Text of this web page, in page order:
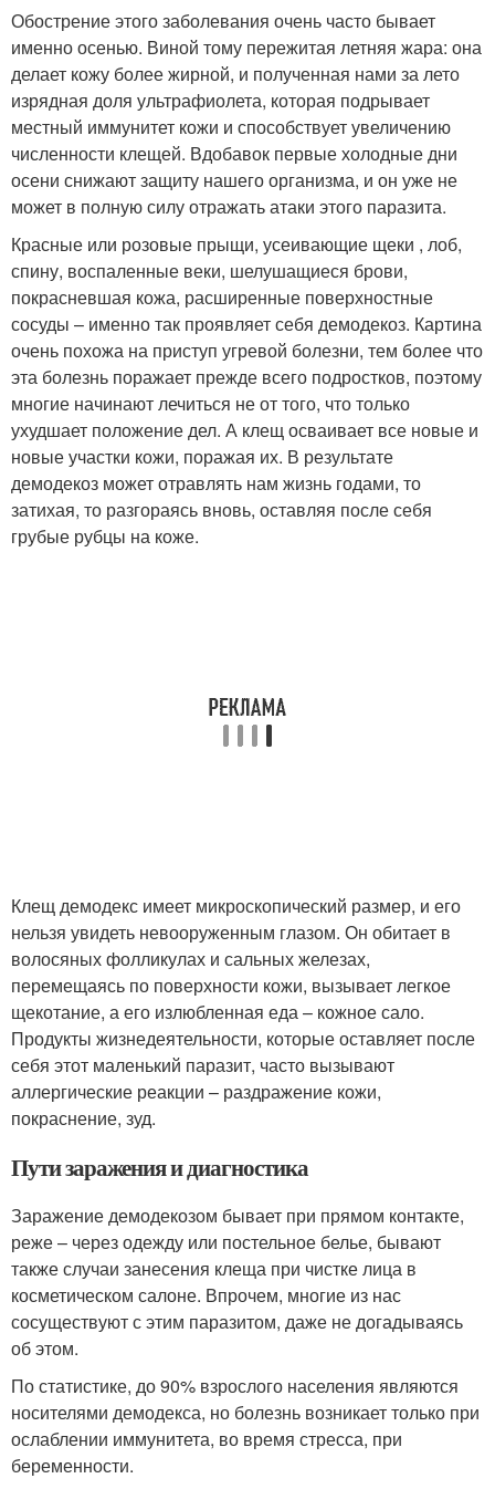
Обострение этого заболевания очень часто бывает
именно осенью. Виной тому пережитая летняя жара: она
делает кожу более жирной, и полученная нами за лето
изрядная доля ультрафиолета, которая подрывает
местный иммунитет кожи и способствует увеличению
численности клещей. Вдобавок первые холодные дни
осени снижают защиту нашего организма, и он уже не
может в полную силу отражать атаки этого паразита.
Красные или розовые прыщи, усеивающие щеки , лоб,
спину, воспаленные веки, шелушащиеся брови,
покрасневшая кожа, расширенные поверхностные
сосуды – именно так проявляет себя демодекоз. Картина
очень похожа на приступ угревой болезни, тем более что
эта болезнь поражает прежде всего подростков, поэтому
многие начинают лечиться не от того, что только
ухудшает положение дел. А клещ осваивает все новые и
новые участки кожи, поражая их. В результате
демодекоз может отравлять нам жизнь годами, то
затихая, то разгораясь вновь, оставляя после себя
грубые рубцы на коже.
Клещ демодекс имеет микроскопический размер, и его
нельзя увидеть невооруженным глазом. Он обитает в
волосяных фолликулах и сальных железах,
перемещаясь по поверхности кожи, вызывает легкое
щекотание, а его излюбленная еда – кожное сало.
Продукты жизнедеятельности, которые оставляет после
себя этот маленький паразит, часто вызывают
аллергические реакции – раздражение кожи,
покраснение, зуд.
Пути заражения и диагностика
Заражение демодекозом бывает при прямом контакте,
реже – через одежду или постельное белье, бывают
также случаи занесения клеща при чистке лица в
косметическом салоне. Впрочем, многие из нас
сосуществуют с этим паразитом, даже не догадываясь
об этом.
По статистике, до 90% взрослого населения являются
носителями демодекса, но болезнь возникает только при
ослаблении иммунитета, во время стресса, при
беременности.